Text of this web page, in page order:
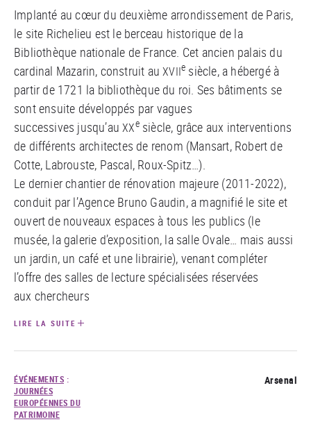
Implanté au cœur du deuxième arrondissement de Paris,
le site Richelieu est le berceau historique de la
Bibliothèque nationale de France. Cet ancien palais du
cardinal Mazarin, construit auXVIIe siècle, a hébergé à
partir de 1721 la bibliothèque du roi. Ses bâtiments se
sont ensuite développés par vagues
successives jusqu’auXXesiècle, grâce aux interventions
de différents architectes de renom (Mansart, Robert de
Cotte, Labrouste, Pascal, Roux-Spitz…).
Le dernier chantier de rénovation majeure (2011-2022),
conduit par l’Agence Bruno Gaudin, a magnifié le site et
ouvert de nouveaux espaces à tous les publics (le
musée, la galerie d’exposition, la salle Ovale… mais aussi
un jardin, un café et une librairie), venant compléter
l’offre des salles de lecture spécialisées réservées
aux chercheurs
LIRE LA SUITE
ÉVÉNEMENTS :
JOURNÉES
EUROPÉENNES DU
PATRIMOINE
Arsenal